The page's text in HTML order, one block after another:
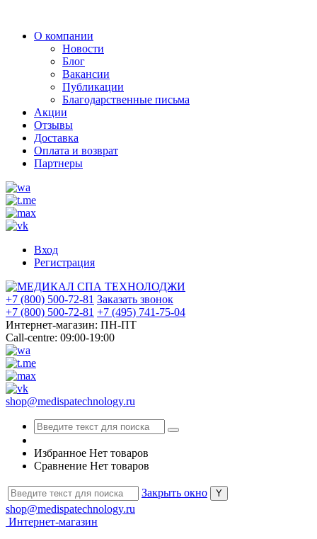
О компании
Новости
Блог
Вакансии
Публикации
Благодарственные письма
Акции
Отзывы
Доставка
Оплата и возврат
Партнеры
Вход
Регистрация
+7 (800) 500-72-81 Заказать звонок
+7 (800) 500-72-81 +7 (495) 741-75-04
Интернет-магазин: ПН-ПТ
Call-centre: 09:00-19:00
shop@medispatechnology.ru
Избранное Нет товаров
Сравнение Нет товаров
Закрыть окно
shop@medispatechnology.ru
Интернет-магазин